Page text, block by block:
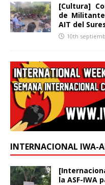
[Cultura]
de
AIT del
10th
INTERNACIONAL IWA-
la ASF-IWA